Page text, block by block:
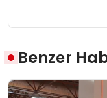
Benzer